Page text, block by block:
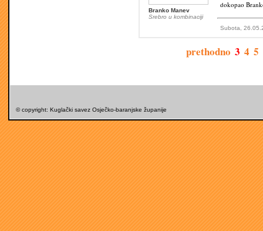
Branko Manev
Srebro u kombinaciji
dokopao
Subota,
prethodno 3 4 5
© copyright: Kuglački savez Osječko-baranjske županije